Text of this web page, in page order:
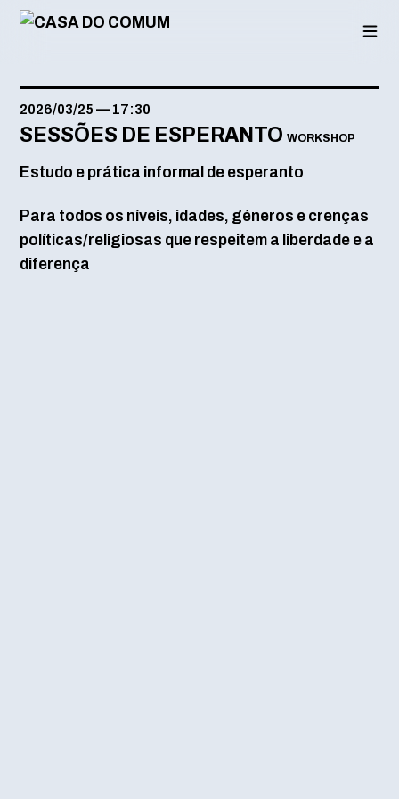
Saltar
conteúdo
2026/03/25 — 17:30
SESSÕES DE ESPERANTO WORKSHOP
Estudo e prática informal de esperanto
Para todos os níveis, idades, géneros e crenças
políticas/religiosas que respeitem a liberdade e a
diferença